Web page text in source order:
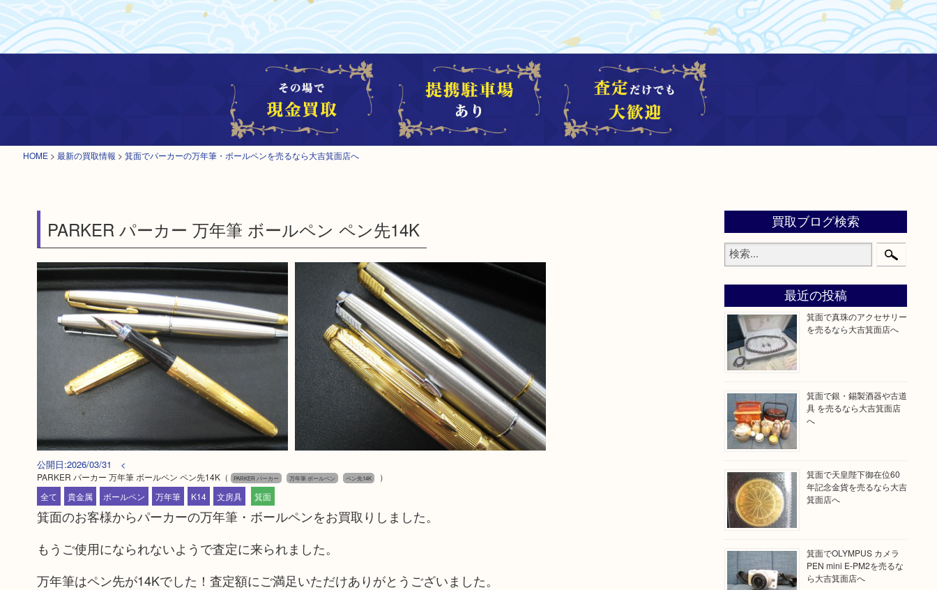
HOME > 最新の買取情報 > 箕面でパーカーの万年筆・ボールペンを売るなら大吉箕面店へ
PARKER パーカー 万年筆 ボールペン ペン先14K
公開日:2026/03/31 <
PARKER パーカー 万年筆 ボールペン ペン先14K（ PARKER パーカー 万年筆 ボールペン ペン先14K
）
全て
貴金属 ボールペン 万年筆 K14 文房具 箕面
箕面のお客様からパーカーの万年筆・ボールペンをお買取りしました。
もうご使用になられないようで査定に来られました。
万年筆はペン先が14Kでした！査定額にご満足いただけありがとうございました。
買取ブログ検索
最近の投稿
箕面で真珠のアクセサリー
を売るなら大吉箕面店へ
箕面で銀・錫製酒器や古道
具 を売るなら大吉箕面店
へ
箕面で天皇陛下御在位60
年記念金貨を売るなら大吉
箕面店へ
箕面でOLYMPUS カメラ
PEN mini E-PM2を売るな
ら大吉箕面店へ